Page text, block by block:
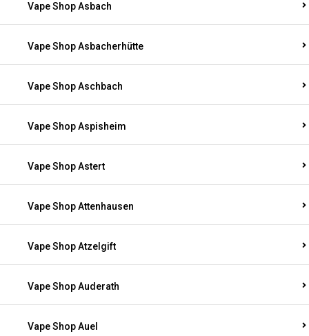
Vape Shop Asbach
Vape Shop Asbacherhütte
Vape Shop Aschbach
Vape Shop Aspisheim
Vape Shop Astert
Vape Shop Attenhausen
Vape Shop Atzelgift
Vape Shop Auderath
Vape Shop Auel